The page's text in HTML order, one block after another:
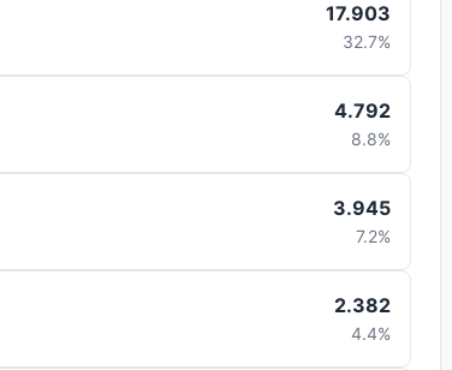
17.903
32.7%
4.792
8.8%
3.945
7.2%
2.382
4.4%